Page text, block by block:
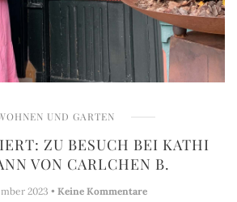
UND GARTEN
ZU BESUCH BEI KATHI
VON CARLCHEN B.
2023 • Keine Kommentare